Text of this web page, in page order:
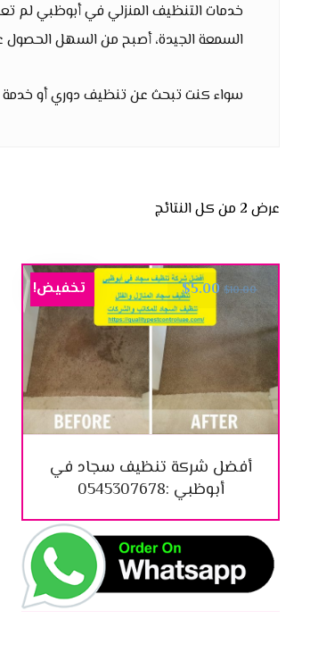
خدمات التنظيف المنزلي في أبوظبي لم
السمعة الجيدة، أصبح من السهل الحصول
سواء كنت تبحث عن تنظيف دوري أو خدمة
عرض ⁦2⁩ من كل النتائج
أفضل شركة تنظيف سجاد في
أبوظبي :0545307678
$10.00
$5.00 تخفيض!